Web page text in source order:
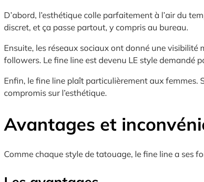
D’abord, l’esthétique colle parfaitement à l’air du
discret, et ça passe partout, y compris au bureau.
Ensuite, les réseaux sociaux ont donné une
followers. Le fine line est devenu LE style demandé
Enfin, le fine line plaît particulièrement aux femmes.
compromis sur l’esthétique.
Avantages et
Comme chaque style de tatouage, le fine line a ses